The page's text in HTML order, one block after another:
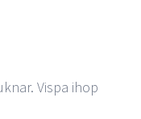
Vispa ihop